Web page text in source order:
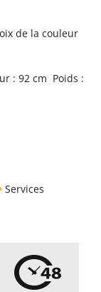
de la couleur
: 92 cm Poids :
Services